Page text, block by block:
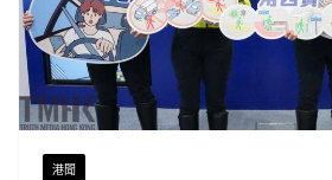
港聞